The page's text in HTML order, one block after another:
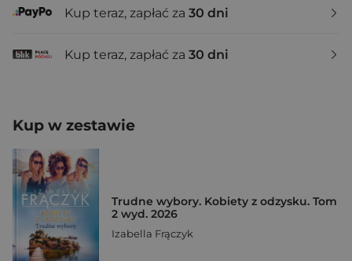
Kup teraz, zapłać za 30 dni
Kup teraz, zapłać za 30 dni
Kup w zestawie
Trudne wybory. Kobiety z odzysku. Tom
2 wyd. 2026
Izabella Frączyk